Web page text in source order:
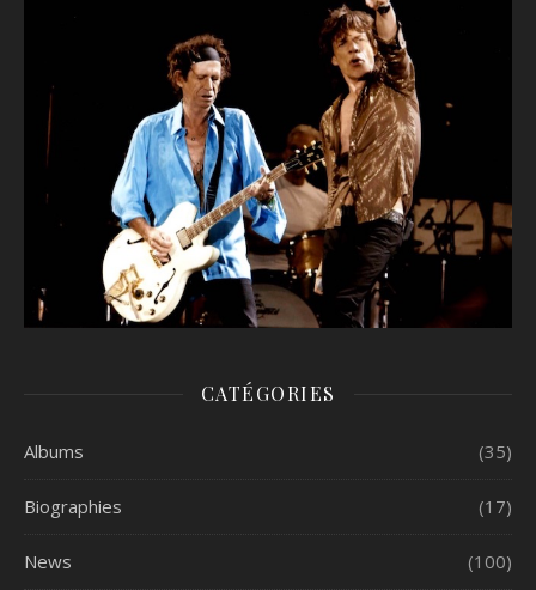
CATÉGORIES
Albums (35)
Biographies (17)
News (100)